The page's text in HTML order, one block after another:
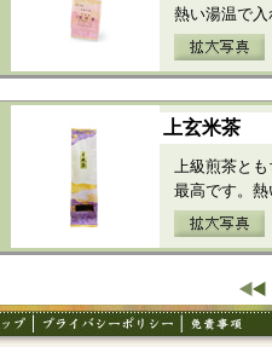
熱い湯温で
上玄米茶
上級煎茶と
最高です。